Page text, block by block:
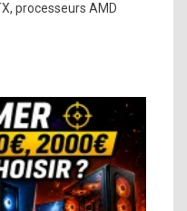
processeurs AMD